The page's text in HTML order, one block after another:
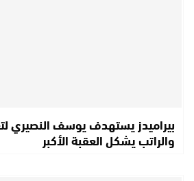
بيراميدز يستهدف يوسف النصيري
والراتب يشكل العقبة الأكبر